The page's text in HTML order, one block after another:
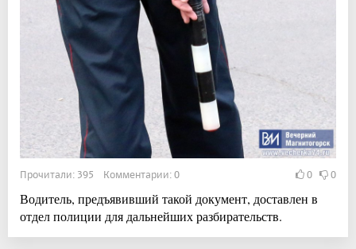
Прочитали: 395 Комментарии: 0 0 0
Водитель, предъявивший такой документ, доставлен в
отдел полиции для дальнейших разбирательств.